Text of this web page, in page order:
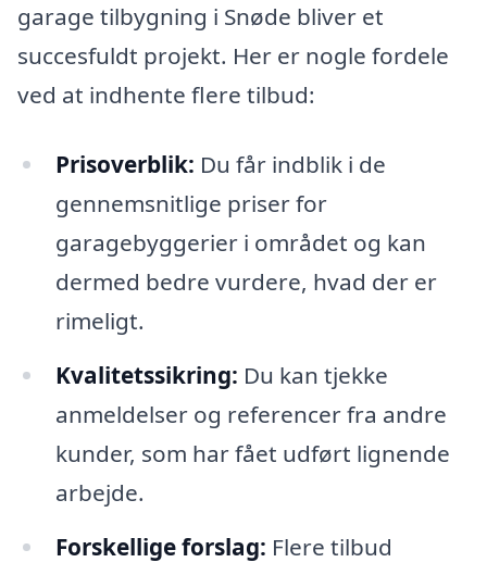
garage tilbygning i Snøde bliver et
succesfuldt projekt. Her er nogle fordele
ved at indhente flere tilbud:
Prisoverblik: Du får indblik i de
gennemsnitlige priser for
garagebyggerier i området og kan
dermed bedre vurdere, hvad der er
rimeligt.
Kvalitetssikring: Du kan tjekke
anmeldelser og referencer fra andre
kunder, som har fået udført lignende
arbejde.
Forskellige forslag: Flere tilbud